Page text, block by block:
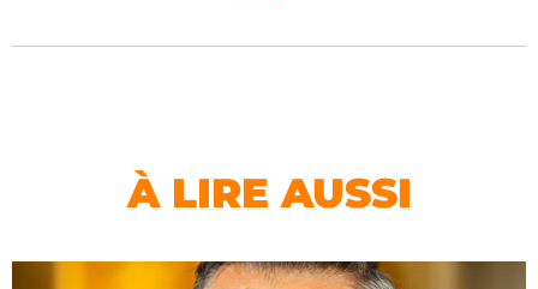
À LIRE AUSSI